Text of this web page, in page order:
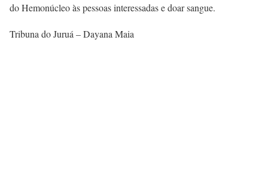
do Hemonúcleo às pessoas interessadas e doar sangue.
Tribuna do Juruá – Dayana Maia